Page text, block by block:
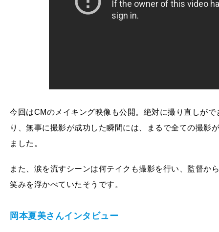
今回はCMのメイキング映像も公開。絶対に撮り直しが
り、無事に撮影が成功した瞬間には、まるで全ての撮影
ました。
また、涙を流すシーンは何テイクも撮影を行い、監督か
笑みを浮かべていたそうです。
岡本夏美さんインタビュー